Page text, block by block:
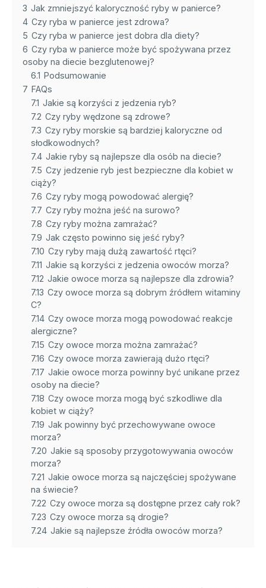
3 Jak zmniejszyć kaloryczność ryby w panierce?
4 Czy ryba w panierce jest zdrowa?
5 Czy ryba w panierce jest dobra dla diety?
6 Czy ryba w panierce może być spożywana przez
osoby na diecie bezglutenowej?
6.1 Podsumowanie
7 FAQs
7.1 Jakie są korzyści z jedzenia ryb?
7.2 Czy ryby wędzone są zdrowe?
7.3 Czy ryby morskie są bardziej kaloryczne od
słodkowodnych?
7.4 Jakie ryby są najlepsze dla osób na diecie?
7.5 Czy jedzenie ryb jest bezpieczne dla kobiet w
ciąży?
7.6 Czy ryby mogą powodować alergię?
7.7 Czy ryby można jeść na surowo?
7.8 Czy ryby można zamrażać?
7.9 Jak często powinno się jeść ryby?
7.10 Czy ryby mają dużą zawartość rtęci?
7.11 Jakie są korzyści z jedzenia owoców morza?
7.12 Jakie owoce morza są najlepsze dla zdrowia?
7.13 Czy owoce morza są dobrym źródłem witaminy
C?
7.14 Czy owoce morza mogą powodować reakcje
alergiczne?
7.15 Czy owoce morza można zamrażać?
7.16 Czy owoce morza zawierają dużo rtęci?
7.17 Jakie owoce morza powinny być unikane przez
osoby na diecie?
7.18 Czy owoce morza mogą być szkodliwe dla
kobiet w ciąży?
7.19 Jak powinny być przechowywane owoce
morza?
7.20 Jakie są sposoby przygotowywania owoców
morza?
7.21 Jakie owoce morza są najczęściej spożywane
na świecie?
7.22 Czy owoce morza są dostępne przez cały rok?
7.23 Czy owoce morza są drogie?
7.24 Jakie są najlepsze źródła owoców morza?